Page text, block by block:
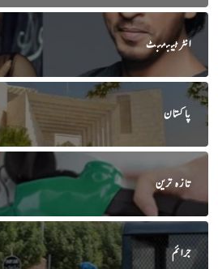
انٹرٹینمنٹ
پاکستان
تازہ ترین
جرائم